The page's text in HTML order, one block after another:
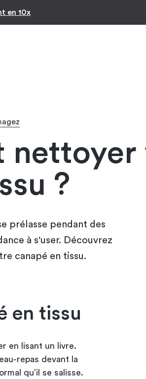
en 10xpar pièces
nettoyer
?
prélasse pendant des
à s'user. Découvrez
canapé en tissu.
en tissu
en lisant un livre.
repas devant la
qu’il se salisse.